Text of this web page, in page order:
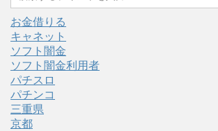
お金借りる
キャネット
ソフト闇金
ソフト闇金利用者
パチスロ
パチンコ
三重県
京都